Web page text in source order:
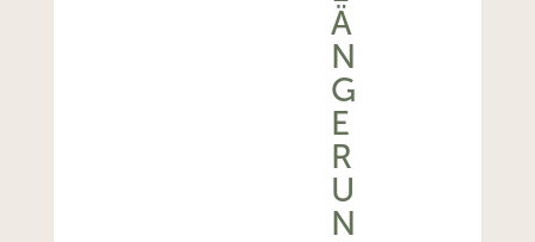
Ä
N
G
E
R
U
N